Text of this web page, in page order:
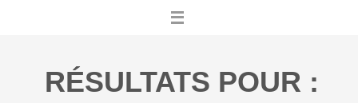
RÉSULTATS POUR :